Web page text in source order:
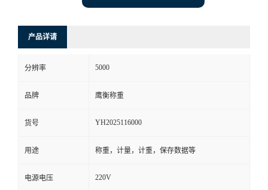
产品详请
分辨率 5000
品牌 鹰衡称重
货号 YH2025116000
用途 称重，计量，计重，保存数据等
电源电压 220V